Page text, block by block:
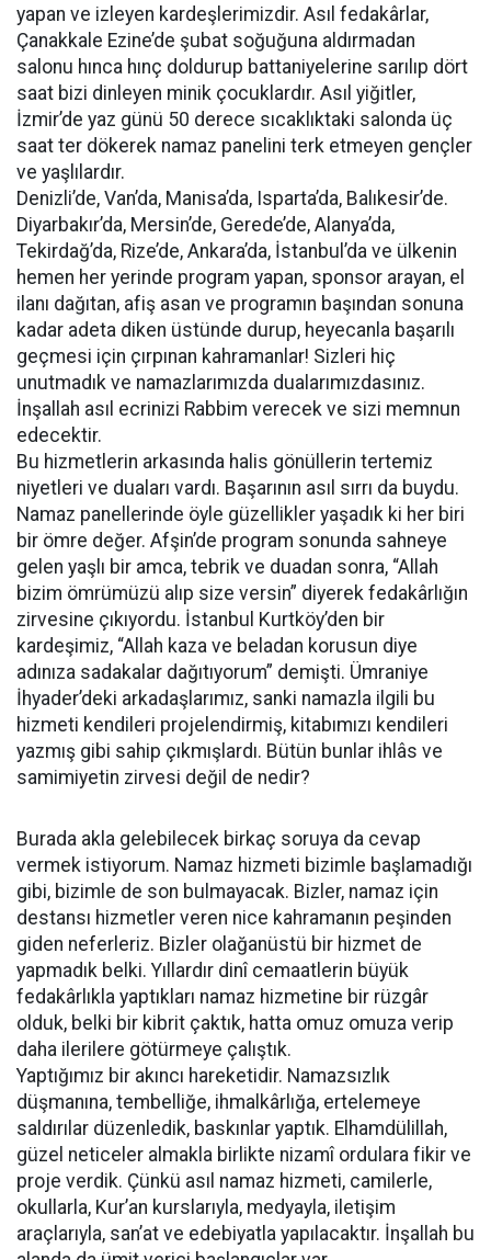
yapan ve izleyen kardeşlerimizdir. Asıl fedakârlar,
Çanakkale Ezine’de şubat soğuğuna aldırmadan
salonu hınca hınç doldurup battaniyelerine sarılıp dört
saat bizi dinleyen minik çocuklardır. Asıl yiğitler,
İzmir’de yaz günü 50 derece sıcaklıktaki salonda üç
saat ter dökerek namaz panelini terk etmeyen gençler
ve yaşlılardır.
Denizli’de, Van’da, Manisa’da, Isparta’da, Balıkesir’de.
Diyarbakır’da, Mersin’de, Gerede’de, Alanya’da,
Tekirdağ’da, Rize’de, Ankara’da, İstanbul’da ve ülkenin
hemen her yerinde program yapan, sponsor arayan, el
ilanı dağıtan, afiş asan ve programın başından sonuna
kadar adeta diken üstünde durup, heyecanla başarılı
geçmesi için çırpınan kahramanlar! Sizleri hiç
unutmadık ve namazlarımızda dualarımızdasınız.
İnşallah asıl ecrinizi Rabbim verecek ve sizi memnun
edecektir.
Bu hizmetlerin arkasında halis gönüllerin tertemiz
niyetleri ve duaları vardı. Başarının asıl sırrı da buydu.
Namaz panellerinde öyle güzellikler yaşadık ki her biri
bir ömre değer. Afşin’de program sonunda sahneye
gelen yaşlı bir amca, tebrik ve duadan sonra, “Allah
bizim ömrümüzü alıp size versin” diyerek fedakârlığın
zirvesine çıkıyordu. İstanbul Kurtköy’den bir
kardeşimiz, “Allah kaza ve beladan korusun diye
adınıza sadakalar dağıtıyorum” demişti. Ümraniye
İhyader’deki arkadaşlarımız, sanki namazla ilgili bu
hizmeti kendileri projelendirmiş, kitabımızı kendileri
yazmış gibi sahip çıkmışlardı. Bütün bunlar ihlâs ve
samimiyetin zirvesi değil de nedir?
Burada akla gelebilecek birkaç soruya da cevap
vermek istiyorum. Namaz hizmeti bizimle başlamadığı
gibi, bizimle de son bulmayacak. Bizler, namaz için
destansı hizmetler veren nice kahramanın peşinden
giden neferleriz. Bizler olağanüstü bir hizmet de
yapmadık belki. Yıllardır dinî cemaatlerin büyük
fedakârlıkla yaptıkları namaz hizmetine bir rüzgâr
olduk, belki bir kibrit çaktık, hatta omuz omuza verip
daha ilerilere götürmeye çalıştık.
Yaptığımız bir akıncı hareketidir. Namazsızlık
düşmanına, tembelliğe, ihmalkârlığa, ertelemeye
saldırılar düzenledik, baskınlar yaptık. Elhamdülillah,
güzel neticeler almakla birlikte nizamî ordulara fikir ve
proje verdik. Çünkü asıl namaz hizmeti, camilerle,
okullarla, Kur’an kurslarıyla, medyayla, iletişim
araçlarıyla, san’at ve edebiyatla yapılacaktır. İnşallah bu